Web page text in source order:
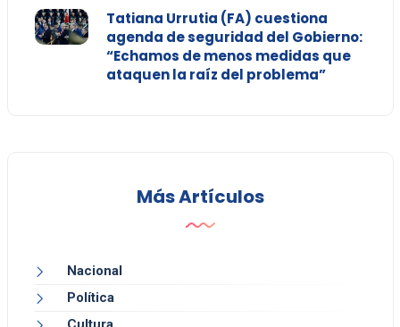
Tatiana Urrutia (FA) cuestiona
agenda de seguridad del Gobierno:
“Echamos de menos medidas que
ataquen la raíz del problema”
Más Artículos
Nacional
Política